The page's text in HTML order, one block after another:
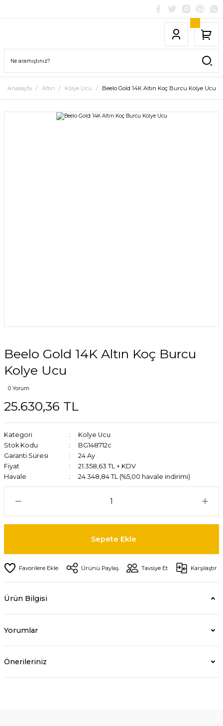
Anasayfa Altın Kolye Ucu Beelo Gold 14K Altın Koç Burcu Kolye Ucu
Beelo Gold 14K Altın Koç Burcu
Kolye Ucu
0 Yorum
25.630,36 TL
Kategori
Kolye Ucu
Stok Kodu
BG148712c
Garanti Süresi
24 Ay
Fiyat
21.358,63 TL + KDV
Havale
24.348,84 TL (%5,00 havale indirimi)
Sepete Ekle
Ürünü Paylaş Tavsiye Et Karşılaştır
Ürün Bilgisi
Yorumlar
Önerileriniz